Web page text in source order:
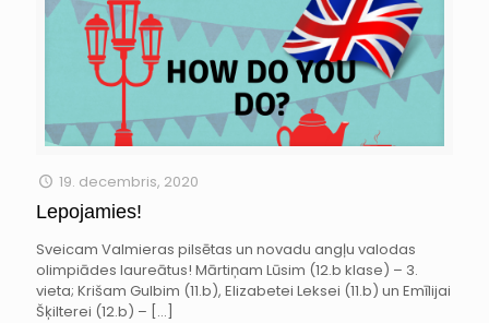
19. decembris, 2020
Lepojamies!
Sveicam Valmieras pilsētas un novadu angļu valodas
olimpiādes laureātus! Mārtiņam Lūsim (12.b klase) – 3.
vieta; Krišam Gulbim (11.b), Elizabetei Leksei (11.b) un Emīlijai
Šķilterei (12.b) – […]